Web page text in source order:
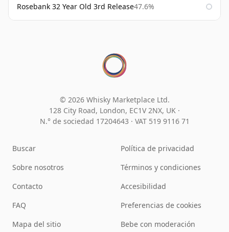
Rosebank 32 Year Old 3rd Release47.6%
© 2026 Whisky Marketplace Ltd.
128 City Road, London, EC1V 2NX, UK ·
N.° de sociedad 17204643 · VAT 519 9116 71
Buscar
Sobre nosotros
Contacto
FAQ
Mapa del sitio
Política de privacidad
Términos y condiciones
Accesibilidad
Preferencias de cookies
Bebe con moderación